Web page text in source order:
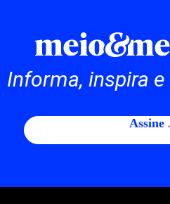
Informa, inspira e
Assine